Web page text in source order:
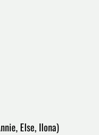
Else, Ilona)